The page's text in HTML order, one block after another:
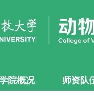
院概况 师资队